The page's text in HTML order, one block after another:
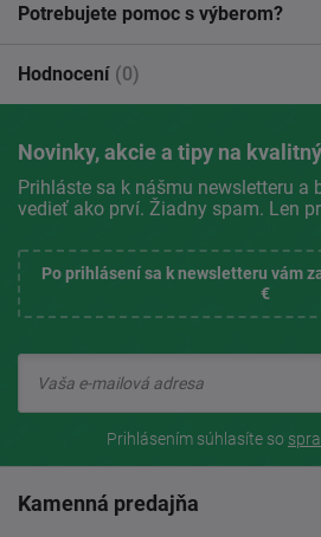
Potrebujete pomoc s výberom?
Hodnocení (0)
Novinky, akcie a tipy na
Prihláste sa k nášmu newsletteru a
vedieť ako prví. Žiadny spam. Len
Po prihlásení sa k newsletteru vám
€
Prihlásením súhlasíte so
Kamenná predajňa